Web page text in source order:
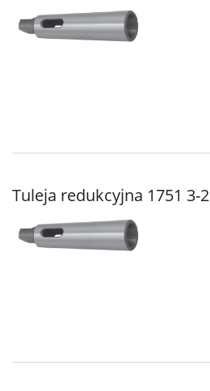
Tuleja redukcyjna 1751 3-2